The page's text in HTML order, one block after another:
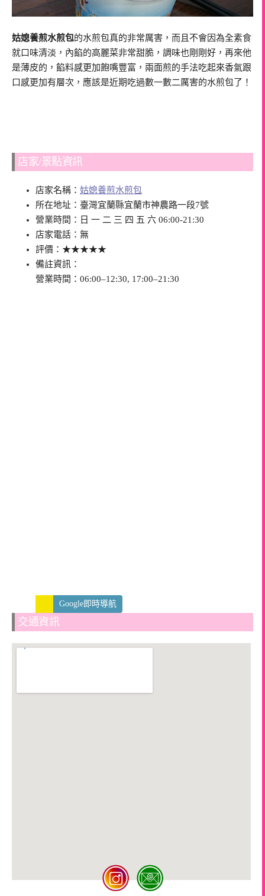
姑媳養煎水煎包的水煎包真的非常厲害，而且不會因為全素食
就口味清淡，內餡的高麗菜非常甜脆，調味也剛剛好，再來他
是薄皮的，餡料感更加飽嘴豐富，兩面煎的手法吃起來香氣跟
口感更加有層次，應該是近期吃過數一數二厲害的水煎包了！
店家/景點資訊
店家名稱： 姑媳養煎水煎包
所在地址：臺灣宜蘭縣宜蘭市神農路一段7號
營業時間：日 一 二 三 四 五 六 06:00-21:30
店家電話：無
評價：★★★★★
備註資訊：
營業時間：06:00–12:30, 17:00–21:30
Google即時導航
交通資訊